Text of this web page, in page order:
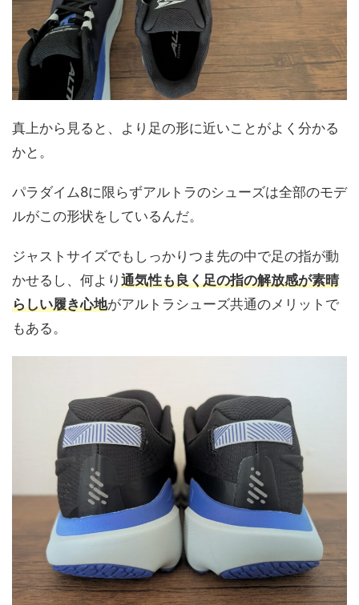
真上から見ると、より足の形に近いことがよく分かる
かと。
パラダイム8に限らずアルトラのシューズは全部のモデ
ルがこの形状をしているんだ。
ジャストサイズでもしっかりつま先の中で足の指が動
かせるし、何より 通気性も良く足の指の解放感が素晴
らしい履き心地がアルトラシューズ共通のメリットで
もある。